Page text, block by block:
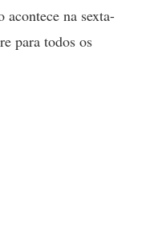
na sexta-
para todos os